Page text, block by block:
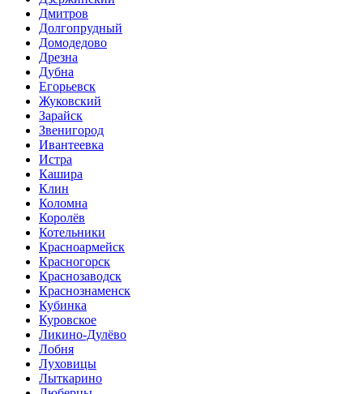
Дмитров
Долгопрудный
Домодедово
Дрезна
Дубна
Егорьевск
Жуковский
Зарайск
Звенигород
Ивантеевка
Истра
Кашира
Клин
Коломна
Королёв
Котельники
Красноармейск
Красногорск
Краснозаводск
Краснознаменск
Кубинка
Куровское
Ликино-Дулёво
Лобня
Луховицы
Лыткарино